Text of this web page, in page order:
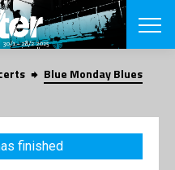
SEARCH
Danish
CHOOSE
Blue Monday Blues
finished